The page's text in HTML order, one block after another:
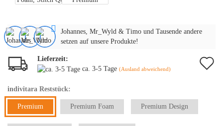
Johannes, Mr_Wyld & Timo und Tausende andere
setzen auf unsere Produkte!
Lieferzeit:
ca. 3-5 Tage (Ausland abweichend)
indivitara Reststück:
Premium Premium Foam Premium Design